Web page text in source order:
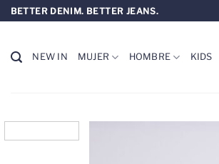
Saltar
al
BETTER DENIM. BETTER JEANS.
NEW IN MUJER HOMBRE KIDS